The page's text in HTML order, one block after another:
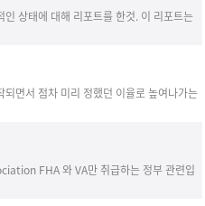
상태에 대해 리포트를 한것. 이 리포트는
면서 점차 미리 정했던 이율로 높여나가는
FHA 와 VA만 취급하는 정부 관련입